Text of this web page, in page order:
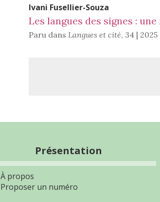
Ivani Fusellier-Souza
Les langues des signes :
Paru dans Langues et cité, 34 | 2025
Présentation
À propos
Proposer un numéro